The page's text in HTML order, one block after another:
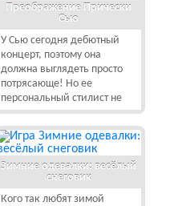
Преображение Прически
Сью
У Сью сегодня дебютный
концерт, поэтому она
должна выглядеть просто
потрясающе! Но ее
персональный стилист не
Зимние одевалки: весёлый
снеговик
Кого так любят зимой